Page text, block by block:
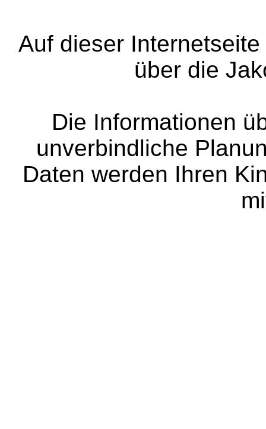
Auf dieser
über die
Die Informationen
unverbindliche
Daten werden Ihren